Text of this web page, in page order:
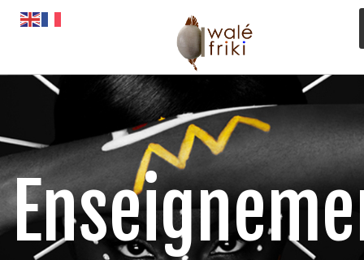
Opportunités
L’AGENDA
Awalé Booking